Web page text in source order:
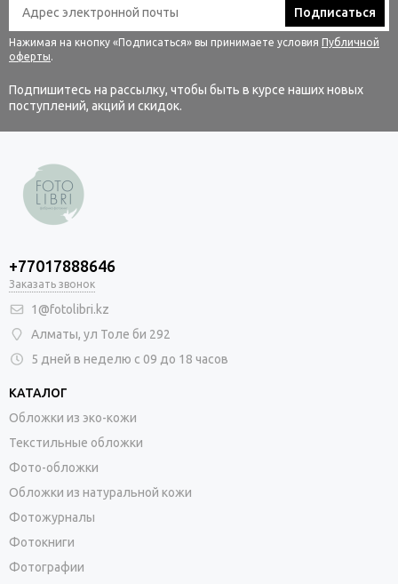
Подписаться
Нажимая на кнопку «Подписаться» вы принимаете условия Публичной
оферты.
Подпишитесь на рассылку, чтобы быть в курсе наших новых
поступлений, акций и скидок.
+77017888646
Заказать звонок
1@fotolibri.kz
Алматы, ул Толе би 292
5 дней в неделю с 09 до 18 часов
КАТАЛОГ
Обложки из эко-кожи
Текстильные обложки
Фото-обложки
Обложки из натуральной кожи
Фотожурналы
Фотокниги
Фотографии